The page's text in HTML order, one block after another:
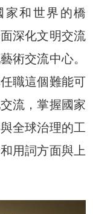
家和世界的橋
深化文明交流
術交流中心。
職這個難能可
流，掌握國家
全球治理的工
用詞方面與上